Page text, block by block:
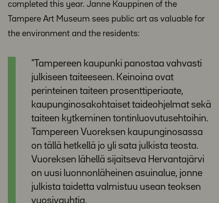
completed this year. Janne Kauppinen of the
Tampere Art Museum sees public art as valuable for
the environment and the residents:
”Tampereen kaupunki panostaa vahvasti
julkiseen taiteeseen. Keinoina ovat
perinteinen taiteen prosenttiperiaate,
kaupunginosakohtaiset taideohjelmat sekä
taiteen kytkeminen tontinluovutusehtoihin.
Tampereen Vuoreksen kaupunginosassa
on tällä hetkellä jo yli sata julkista teosta.
Vuoreksen lähellä sijaitseva Hervantajärvi
on uusi luonnonläheinen asuinalue, jonne
julkista taidetta valmistuu usean teoksen
vuosivauhtia.